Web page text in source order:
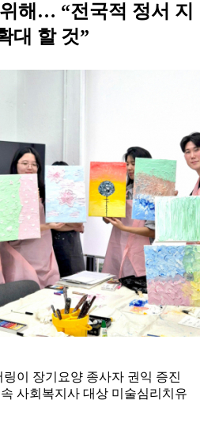
해… “전국적 정서 지
대 할 것”
이 장기요양 종사자 권익 증진
사회복지사 대상 미술심리치유